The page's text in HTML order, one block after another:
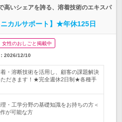
高いシェアを誇る、溶着技術のエキスパ
カルサポート】★年休125日
女性のおしごと掲載中
2026/12/10
着・溶断技術を活用し、顧客の課題解決
ただきます！★完全週休2日制★各種手
・工学分野の基礎知識をお持ちの方＜
が可能な方